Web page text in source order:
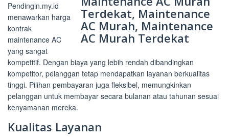
Pendingin.my.id
menawarkan harga
kontrak
maintenance AC
yang sangat
kompetitif. Dengan biaya yang lebih rendah dibandingkan
kompetitor, pelanggan tetap mendapatkan layanan berkualitas
tinggi. Pilihan pembayaran juga fleksibel, memungkinkan
pelanggan untuk membayar secara bulanan atau tahunan sesuai
kenyamanan mereka.
Kualitas Layanan